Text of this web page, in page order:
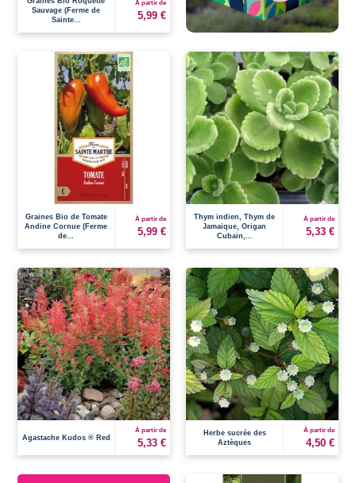
Sauvage (Ferme de
Sainte...
À partir de
5,99 €
Graines Bio de Tomate
Andine Cornue (Ferme
de...
À partir de
5,99 €
Thym indien, Thym de
Jamaique, Origan
Cubain,...
À partir de
5,33 €
Agastache Kudos ® Red
À partir de
5,33 €
Herbe sucrée des
Aztèques
À partir de
4,50 €